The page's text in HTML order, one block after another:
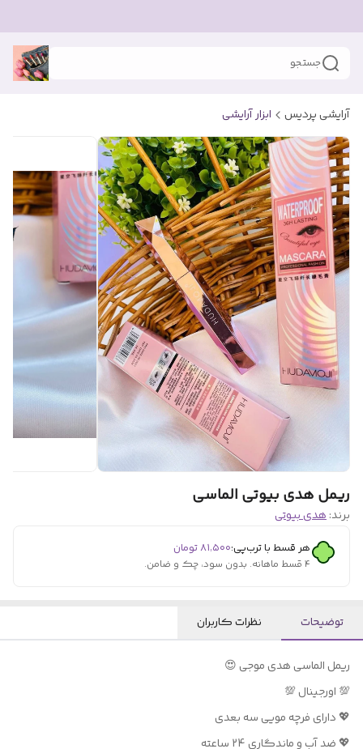
جستجو
آرایشی پردیس ابزار آرایشی
ریمل هدی بیوتی الماسی
برند:هدی بیوتی
هر قسط با ترب‌پی:۸۱٬۵۰۰تومان
۴ قسط ماهانه. بدون سود، چک و ضامن.
توضیحات نظرات کاربران
ریمل الماسی هدی موجی 😍
💯 اورجینال 💯
💖 دارای فرچه مویی سه بعدی
💖 ضد آب و ماندگاری 24 ساعته